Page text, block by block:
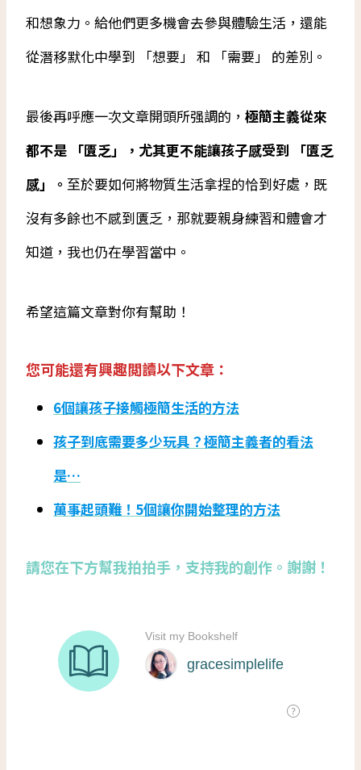
和想象力。給他們更多機會去參與體驗生活，還能
從潛移默化中學到 「想要」 和 「需要」 的差別。
最後再呼應一次文章開頭所强調的， 極簡主義從來
都不是 「匱乏」，尤其更不能讓孩子感受到 「匱乏
感」。 至於要如何將物質生活拿捏的恰到好處，既
沒有多餘也不感到匱乏，那就要親身練習和體會才
知道，我也仍在學習當中。
希望這篇文章對你有幫助！
您可能還有興趣閲讀以下文章：
6個讓孩子接觸極簡生活的方法
孩子到底需要多少玩具？極簡主義者的看法
是…
萬事起頭難！5個讓你開始整理的方法
請您在下方幫我拍拍手，支持我的創作。謝謝！